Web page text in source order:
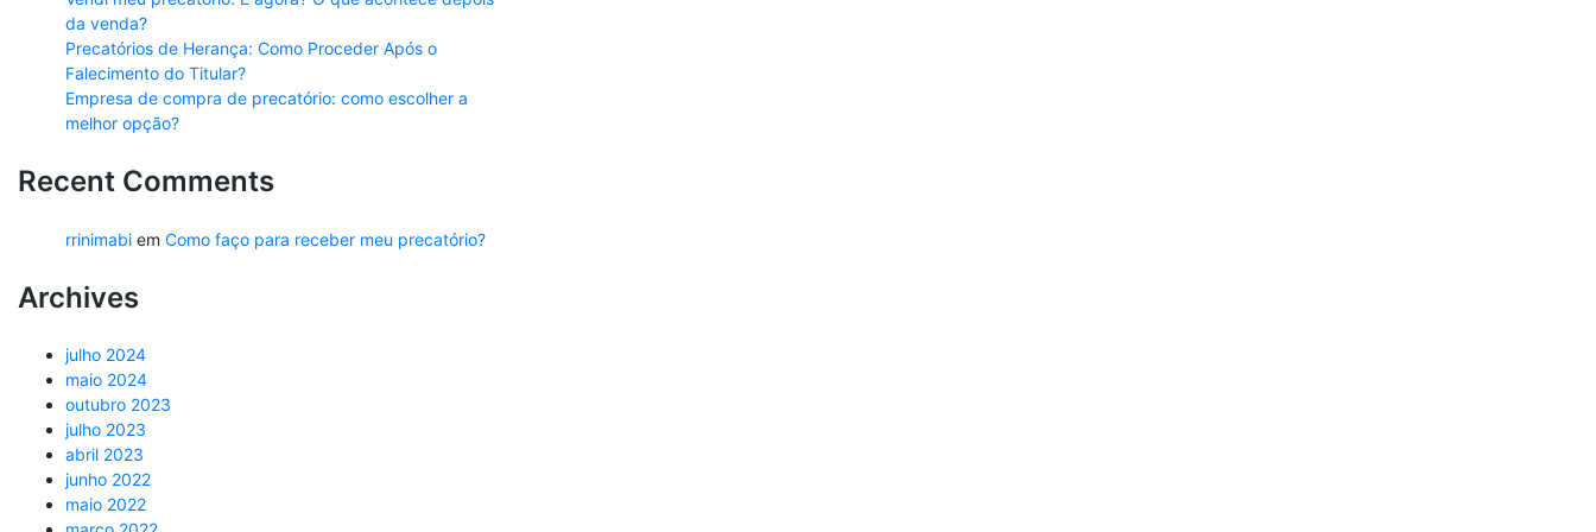
da venda?
Precatórios de Herança: Como Proceder Após o
Falecimento do Titular?
Empresa de compra de precatório: como escolher a
melhor opção?
Recent Comments
rrinimabi em Como faço para receber meu precatório?
Archives
julho 2024
maio 2024
outubro 2023
julho 2023
abril 2023
junho 2022
maio 2022